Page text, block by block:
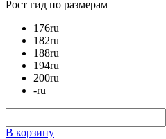
Рост гид по размерам
176ru
182ru
188ru
194ru
200ru
-ru
В корзину